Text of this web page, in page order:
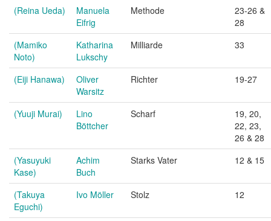
(Reina Ueda)
Manuela
Eifrig
Methode
23-26 &
28
(Mamiko
Noto)
Katharina
Lukschy
Milliarde 33
(Eiji Hanawa)
Oliver
Warsitz
Richter 19-27
(Yuuji Murai)
Lino
Böttcher
Scharf
19, 20,
22, 23,
26 & 28
(Yasuyuki
Kase)
Achim
Buch
Starks Vater 12 & 15
(Takuya
Eguchi)
Ivo Möller Stolz 12